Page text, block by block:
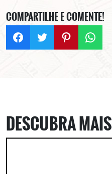
COMPARTILHE E COMENTE!
DESCUBRA MAIS